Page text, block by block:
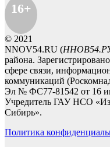
16+
© 2021
NNOV54.RU (
района.
сфере связи,
коммуникаций
Эл № ФС77-81542 от 16
Учредитель ГАУ НСО
Сибирь».
Политика